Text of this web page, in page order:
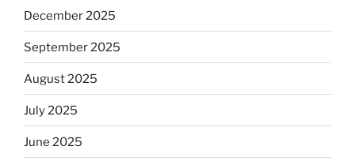
December 2025
September 2025
August 2025
July 2025
June 2025